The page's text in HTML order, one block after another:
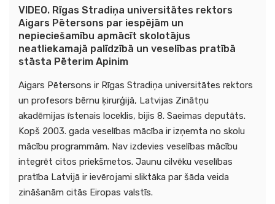
VIDEO. Rīgas Stradiņa universitātes rektors
Aigars Pētersons par iespējām un
nepieciešamību apmācīt skolotājus
neatliekamajā palīdzībā un veselības pratībā
stāsta Pēterim Apinim
Aigars Pētersons ir Rīgas Stradiņa universitātes rektors
un profesors bērnu ķirurģijā, Latvijas Zinātņu
akadēmijas īstenais loceklis, bijis 8. Saeimas deputāts.
Kopš 2003. gada veselības mācība ir izņemta no skolu
mācību programmām. Nav izdevies veselības mācību
integrēt citos priekšmetos. Jaunu cilvēku veselības
pratība Latvijā ir ievērojami sliktāka par šāda veida
zināšanām citās Eiropas valstīs.